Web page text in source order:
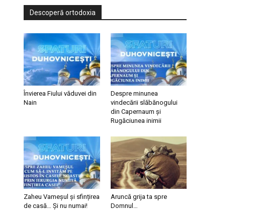
Descoperă ortodoxia
Învierea Fiului văduvei din
Nain
Despre minunea
vindecării slăbănogului
din Capernaum și
Rugăciunea inimii
Zaheu Vameșul și sfințirea
de casă… Și nu numai!
Aruncă grija ta spre
Domnul…